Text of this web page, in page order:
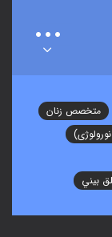
متخصص زنان
بيني